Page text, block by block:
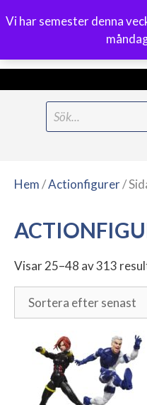
Vi har semester denna
Meny
Hem/Actionfigurer/
Visar 25–48 av 313
efter
senaste